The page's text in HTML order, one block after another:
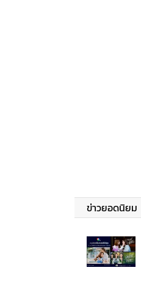
ข่าวยอดนิยม